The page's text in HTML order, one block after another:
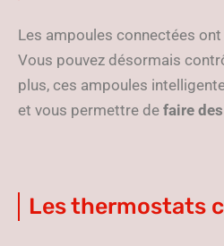
Les ampoules connectées
Vous pouvez désormais
plus, ces ampoules
et vous permettre de faire
Les thermostats